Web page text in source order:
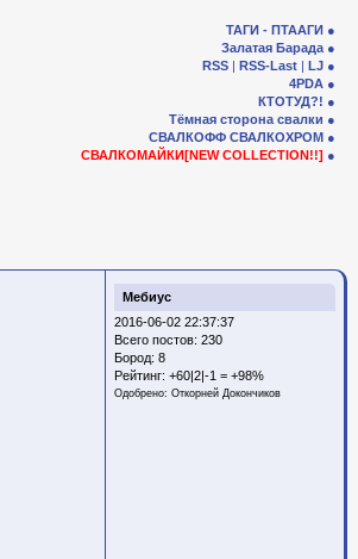
ТАГИ - ПТААГИ
Залатая Барада
RSS | RSS-Last | LJ
4PDA
КТОТУД?!
Тёмная сторона свалки
СВАЛКОФФ СВАЛКОХРОМ
СВАЛКОМАЙКИ[NEW COLLECTION!!]
Мебиус
2016-06-02 22:37:37
Всего постов: 230
Бород: 8
Рейтинг: +60|2|-1 = +98%
Одобрено: Откорней Докончиков